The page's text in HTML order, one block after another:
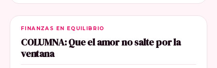
FINANZAS EN EQUILIBRIO
COLUMNA: Que el amor no salte por la
ventana